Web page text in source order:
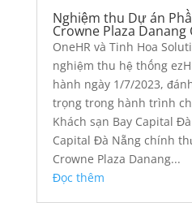
Nghiệm thu Dự án
Crowne Plaza Danang
OneHR và Tinh Hoa
nghiệm thu hệ thống
hành ngày 1/7/2023,
trọng trong hành trình
Khách sạn Bay Capital
Capital Đà Nẵng chính
Crowne Plaza Danang...
Đọc thêm